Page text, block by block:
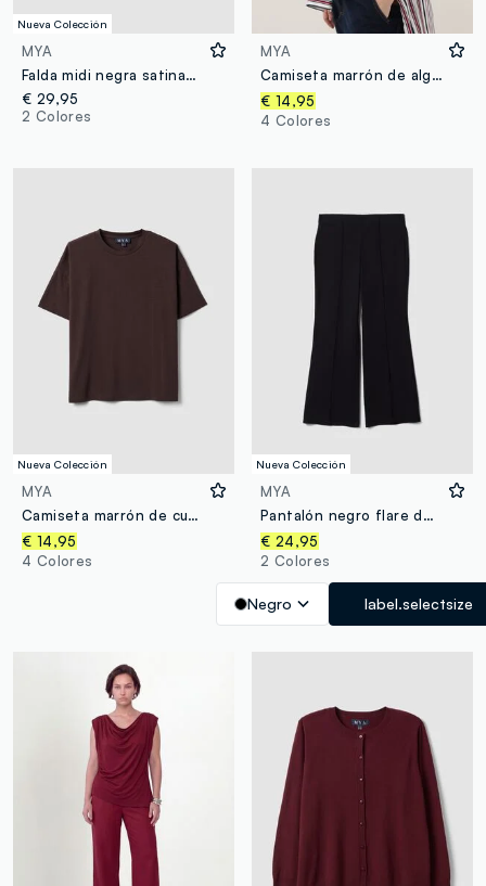
Nueva Colección
MYA
Falda midi negra satinada en tejido elástico
€ 29,95
2 Colores
MYA
Camiseta marrón de algodón y modal elástico
€ 14,95
4 Colores
Nueva Colección
MYA
Camiseta marrón de cuello redondo en mezcla de algodón y modal elástico, corte regular
€ 14,95
4 Colores
Nueva Colección
MYA
Pantalón negro flare de viscosa elástica
€ 24,95
2 Colores
Negro label.selectsize